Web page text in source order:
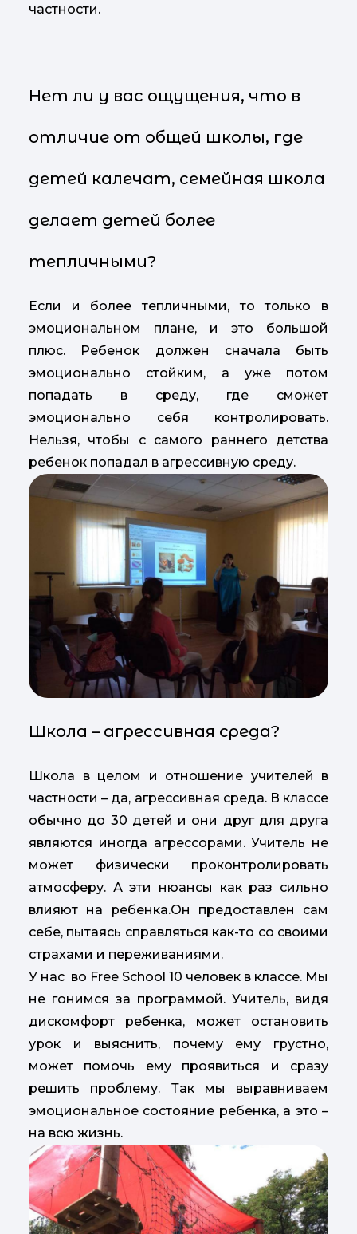
частности.
Нет ли у вас ощущения, что в
отличие от общей школы, где
детей калечат, семейная школа
делает детей более
тепличными?
Если и более тепличными, то только в
эмоциональном плане, и это большой
плюс. Ребенок должен сначала быть
эмоционально стойким, а уже потом
попадать в среду, где сможет
эмоционально себя контролировать.
Нельзя, чтобы с самого раннего детства
ребенок попадал в агрессивную среду.
Школа – агрессивная среда?
Школа в целом и отношение учителей в
частности – да, агрессивная среда. В классе
обычно до 30 детей и они друг для друга
являются иногда агрессорами. Учитель не
может физически проконтролировать
атмосферу. А эти нюансы как раз сильно
влияют на ребенка.Он предоставлен сам
себе, пытаясь справляться как-то со своими
страхами и переживаниями.
У нас во Free School 10 человек в классе. Мы
не гонимся за программой. Учитель, видя
дискомфорт ребенка, может остановить
урок и выяснить, почему ему грустно,
может помочь ему проявиться и сразу
решить проблему. Так мы выравниваем
эмоциональное состояние ребенка, а это –
на всю жизнь.